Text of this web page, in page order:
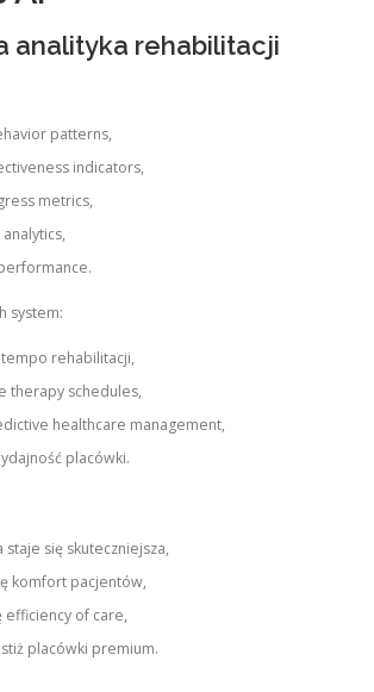
analityka rehabilitacji
patterns,
indicators,
metrics,
system:
rehabilitacji,
therapy schedules,
healthcare management,
placówki.
staje się skuteczniejsza,
komfort pacjentów,
efficiency of care,
placówki premium.